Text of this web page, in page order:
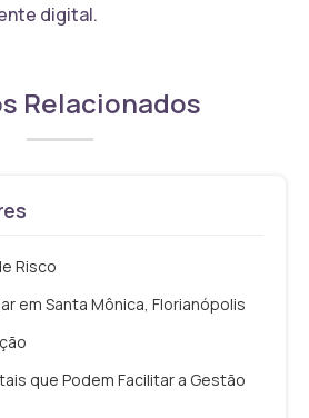
digital.
Relacionados
Risco
em Santa Mônica, Florianópolis
que Podem Facilitar a Gestão